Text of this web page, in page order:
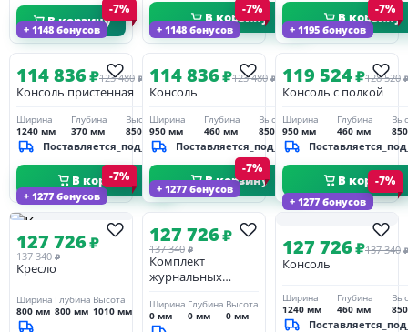
В корзину В корзину В корзину
+ 1148 бонусов
-7%
114 836₽123 480 ₽
Консоль пристенная
Ширина
1240 мм
Глубина
370 мм
Высота
850 мм
Поставляется_под_заказ
В корзину
+ 1148 бонусов
-7%
114 836₽123 480 ₽
Консоль
Ширина
950 мм
Глубина
460 мм
Высота
850 мм
Поставляется_под_заказ
В корзину
+ 1195 бонусов
-7%
119 524₽128 520 ₽
Консоль с полкой
Ширина
950 мм
Глубина
460 мм
В корзину
+ 1277 бонусов
-7%
127 726₽
137 340 ₽
Кресло
Ширина
800 мм
Глубина
800 мм
Высота
1010 мм
+ 1277 бонусов
-7%
127 726₽
137 340 ₽
Комплект
журнальных
Ширина
0 мм
Глубина
0 мм
Высота
0 мм
+ 1277 бонусов
-7%
127 726₽137 340 ₽
Консоль
Ширина
1240 мм
Глубина
460 мм